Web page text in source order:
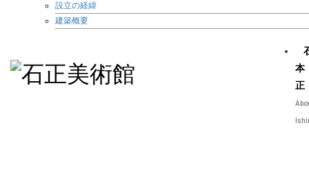
設立の経緯
建築概要
本
正